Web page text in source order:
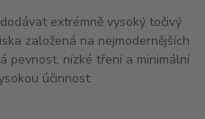
extrémně vysoký točivý
založená na nejmodernějších
pevnost, nízké tření a minimální
účinnost